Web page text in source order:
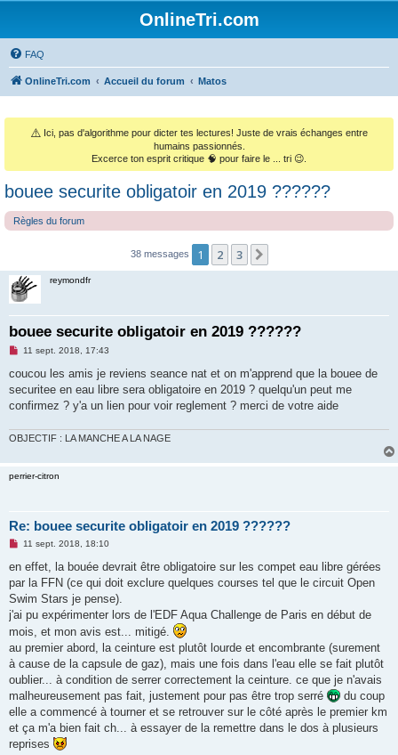
OnlineTri.com
FAQ
OnlineTri.com Accueil du forum Matos
⚠️ Ici, pas d'algorithme pour dicter tes lectures! Juste de vrais échanges entre
humains passionnés.
Excerce ton esprit critique 🧠 pour faire le ... tri 😉.
bouee securite obligatoir en 2019 ??????
Règles du forum
38 messages 1 2 3
reymondfr
bouee securite obligatoir en 2019 ??????
M
s
a
g
o
11 sept. 2018, 17:43
coucou les amis je reviens seance nat et on m'apprend que la bouee de
securitee en eau libre sera obligatoire en 2019 ? quelqu'un peut me
confirmez ? y'a un lien pour voir reglement ? merci de votre aide
OBJECTIF : LA MANCHE A LA NAGE
perrier-citron
Re: bouee securite obligatoir en 2019 ??????
M
s
a
g
n
o
n
l
u
11 sept. 2018, 18:10
en effet, la bouée devrait être obligatoire sur les compet eau libre gérées
par la FFN (ce qui doit exclure quelques courses tel que le circuit Open
Swim Stars je pense).
j'ai pu expérimenter lors de l'EDF Aqua Challenge de Paris en début de
mois, et mon avis est... mitigé.
au premier abord, la ceinture est plutôt lourde et encombrante (surement
à cause de la capsule de gaz), mais une fois dans l'eau elle se fait plutôt
oublier... à condition de serrer correctement la ceinture. ce que je n'avais
malheureusement pas fait, justement pour pas être trop serré
du coup
elle a commencé à tourner et se retrouver sur le côté après le premier km
et ça m'a bien fait ch... à essayer de la remettre dans le dos à plusieurs
reprises